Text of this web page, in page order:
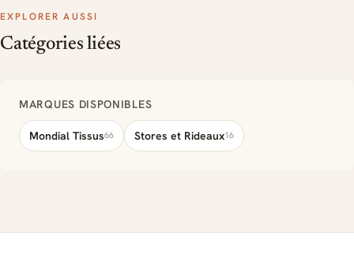
EXPLORER AUSSI
Catégories liées
MARQUES DISPONIBLES
Mondial Tissus66 Stores et Rideaux16